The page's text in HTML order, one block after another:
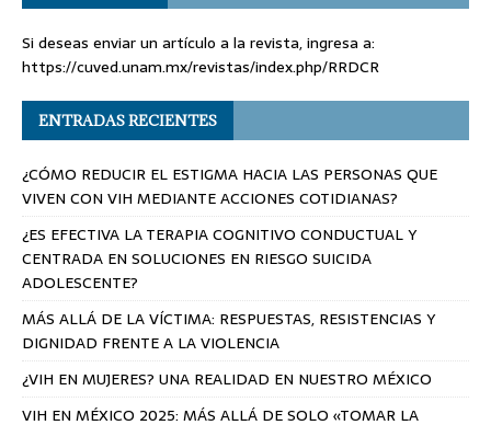
Si deseas enviar un artículo a la revista, ingresa a:
https://cuved.unam.mx/revistas/index.php/RRDCR
ENTRADAS RECIENTES
¿CÓMO REDUCIR EL ESTIGMA HACIA LAS PERSONAS QUE
VIVEN CON VIH MEDIANTE ACCIONES COTIDIANAS?
¿ES EFECTIVA LA TERAPIA COGNITIVO CONDUCTUAL Y
CENTRADA EN SOLUCIONES EN RIESGO SUICIDA
ADOLESCENTE?
MÁS ALLÁ DE LA VÍCTIMA: RESPUESTAS, RESISTENCIAS Y
DIGNIDAD FRENTE A LA VIOLENCIA
¿VIH EN MUJERES? UNA REALIDAD EN NUESTRO MÉXICO
VIH EN MÉXICO 2025: MÁS ALLÁ DE SOLO «TOMAR LA